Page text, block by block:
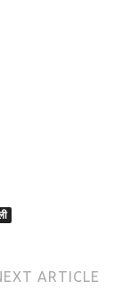
ARTICLE